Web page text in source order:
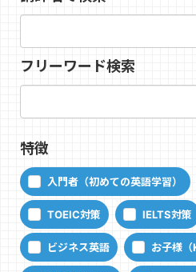
フリーワード検索
特徴
入門者（初めての英語学習）
TOEIC対策 IELTS対策
ビジネス英語 お子様（